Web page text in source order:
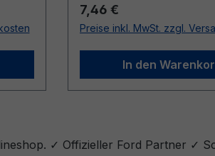
Regulärer Preis:
7,46 €
Preise inkl. MwSt. zzgl.
In den
✓ Offizieller Ford Partner ✓